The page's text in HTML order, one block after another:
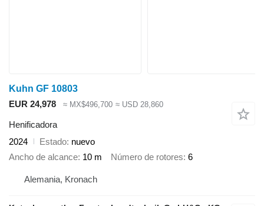
Kuhn GF 10803
EUR 24,978
≈ MX$496,700 ≈ USD 28,860
Henificadora
2024
Estado nuevo
Ancho de alcance 10 m Número de rotores 6
Alemania, Kronach